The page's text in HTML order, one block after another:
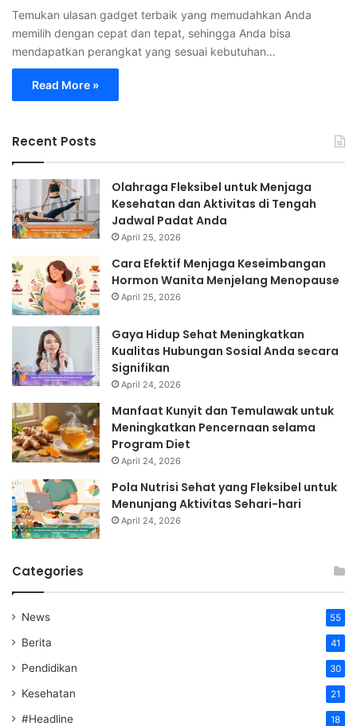
Temukan ulasan gadget terbaik yang memudahkan Anda
memilih dengan cepat dan tepat, sehingga Anda bisa
mendapatkan perangkat yang sesuai kebutuhan…
Read More »
Recent Posts
Olahraga Fleksibel untuk Menjaga
Kesehatan dan Aktivitas di Tengah
Jadwal Padat Anda
April 25, 2026
Cara Efektif Menjaga Keseimbangan
Hormon Wanita Menjelang Menopause
April 25, 2026
Gaya Hidup Sehat Meningkatkan
Kualitas Hubungan Sosial Anda secara
Signifikan
April 24, 2026
Manfaat Kunyit dan Temulawak untuk
Meningkatkan Pencernaan selama
Program Diet
April 24, 2026
Pola Nutrisi Sehat yang Fleksibel untuk
Menunjang Aktivitas Sehari-hari
April 24, 2026
Categories
News 55
Berita 41
Pendidikan 30
Kesehatan 21
#Headline 18